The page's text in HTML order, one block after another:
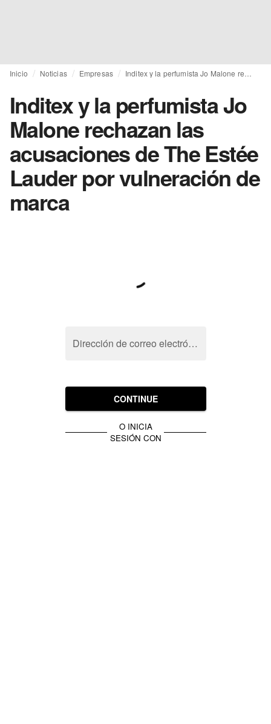
Inicio Noticias Empresas
Inditex y la perfumista Jo
Malone rechazan las
acusaciones de The Estée
Lauder por vulneración de
marca
Dirección de correo electrónico
CONTINUE
O INICIA
SESIÓN CON